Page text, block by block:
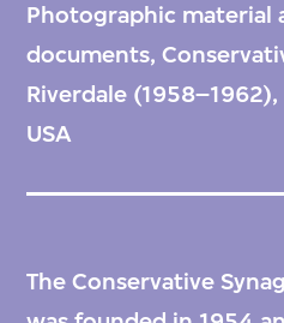
Photographic material
documents,
Riverdale
USA
The Conservative